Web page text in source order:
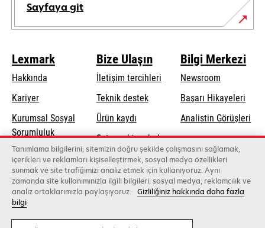
Sayfaya git
Lexmark
Hakkında
Kariyer
Kurumsal Sosyal
Sorumlulukopens
in
a
new
tab
Sürdürülebilirlik
Bize Ulaşın
İletişim tercihleri
Teknik destekopens
new
tab
Ürün kaydı
Satış noktası bul
Toptancıların
listesi
Bilgi Merkezi
Newsroom
Başarı Hikayeleri
Analistin Görüşleri
©2026 Tüm hakları saklıdır.
Tanımlama bilgilerini; sitemizin doğru şekilde çalışmasını sağlamak,
içerikleri ve reklamları kişiselleştirmek, sosyal medya özellikleri
sunmak ve site trafiğimizi analiz etmek için kullanıyoruz. Aynı
zamanda site kullanımınızla ilgili bilgileri; sosyal medya, reklamcılık ve
analiz ortaklarımızla paylaşıyoruz. Gizliliğiniz hakkında daha fazla
bilgi